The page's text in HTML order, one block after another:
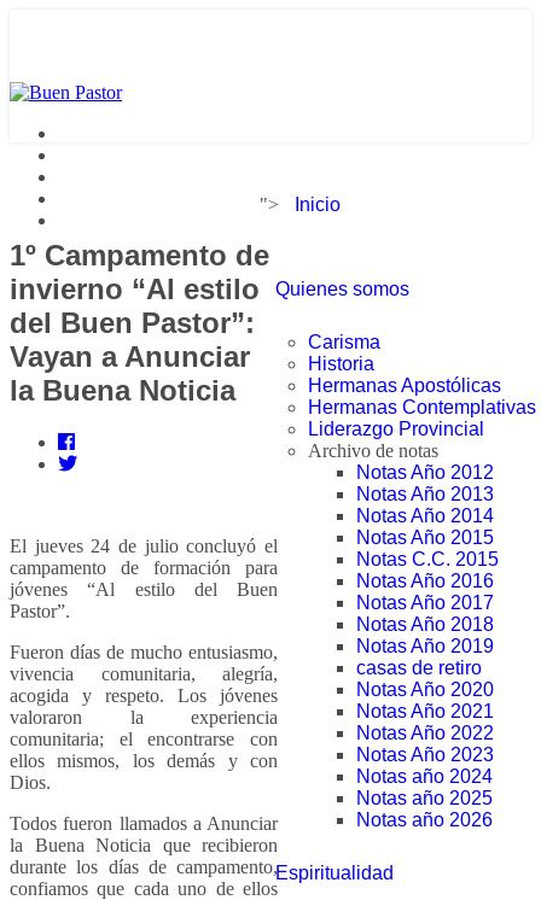
"> Inicio
Quienes somos
Carisma
Historia
Hermanas Apostólicas
Hermanas Contemplativas
Liderazgo Provincial
Archivo de notas
Notas Año 2012
Notas Año 2013
Notas Año 2014
Notas Año 2015
Notas C.C. 2015
Notas Año 2016
Notas Año 2017
Notas Año 2018
Notas Año 2019
casas de retiro
Notas Año 2020
Notas Año 2021
Notas Año 2022
Notas Año 2023
Notas año 2024
Notas año 2025
Notas año 2026
Espiritualidad
1º Campamento de
invierno “Al estilo
del Buen Pastor”:
Vayan a Anunciar
la Buena Noticia
El jueves 24 de julio concluyó el
campamento de formación para
jóvenes “Al estilo del Buen
Pastor”.
Fueron días de mucho entusiasmo,
vivencia comunitaria, alegría,
acogida y respeto. Los jóvenes
valoraron la experiencia
comunitaria; el encontrarse con
ellos mismos, los demás y con
Dios.
Todos fueron llamados a Anunciar
la Buena Noticia que recibieron
durante los días de campamento,
confiamos que cada uno de ellos